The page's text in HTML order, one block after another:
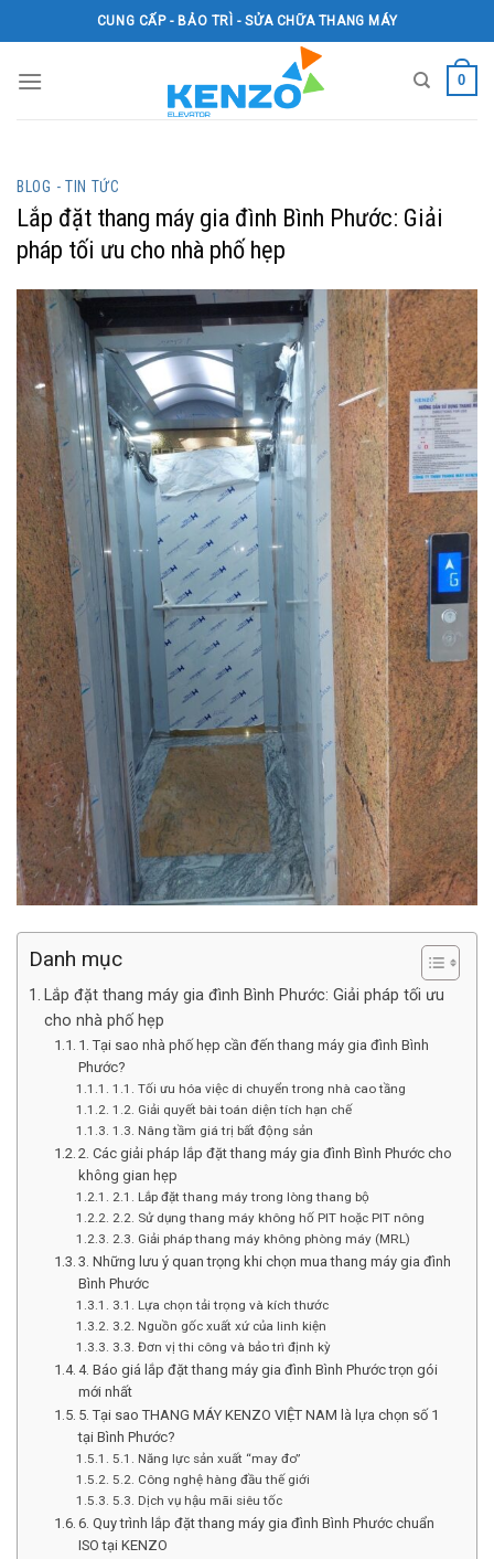
to
CUNG CẤP - BẢO TRÌ - SỬA CHỮA THANG MÁY
0
BLOG - TIN TỨC
Lắp đặt thang máy gia đình Bình Phước: Giải
pháp tối ưu cho nhà phố hẹp
Danh mục
Lắp đặt thang máy gia đình Bình Phước: Giải pháp tối ưu
cho nhà phố hẹp
1. Tại sao nhà phố hẹp cần đến thang máy gia đình Bình
Phước?
1.1. Tối ưu hóa việc di chuyển trong nhà cao tầng
1.2. Giải quyết bài toán diện tích hạn chế
1.3. Nâng tầm giá trị bất động sản
2. Các giải pháp lắp đặt thang máy gia đình Bình Phước cho
không gian hẹp
2.1. Lắp đặt thang máy trong lòng thang bộ
2.2. Sử dụng thang máy không hố PIT hoặc PIT nông
2.3. Giải pháp thang máy không phòng máy (MRL)
3. Những lưu ý quan trọng khi chọn mua thang máy gia đình
Bình Phước
3.1. Lựa chọn tải trọng và kích thước
3.2. Nguồn gốc xuất xứ của linh kiện
3.3. Đơn vị thi công và bảo trì định kỳ
4. Báo giá lắp đặt thang máy gia đình Bình Phước trọn gói
mới nhất
5. Tại sao THANG MÁY KENZO VIỆT NAM là lựa chọn số 1
tại Bình Phước?
5.1. Năng lực sản xuất “may đo”
5.2. Công nghệ hàng đầu thế giới
5.3. Dịch vụ hậu mãi siêu tốc
6. Quy trình lắp đặt thang máy gia đình Bình Phước chuẩn
ISO tại KENZO